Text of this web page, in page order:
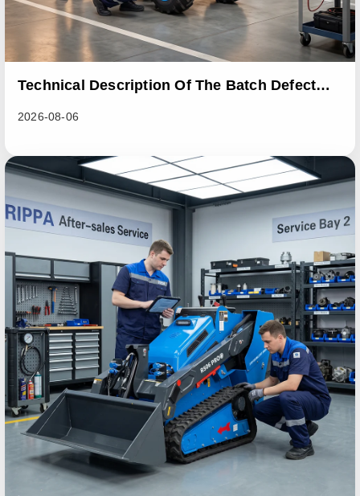
Technical Description Of The Batch Defect
2026-08-06